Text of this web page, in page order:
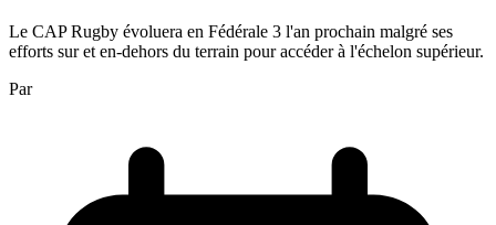
Le CAP Rugby évoluera en Fédérale 3 l'an prochain malgré ses
efforts sur et en-dehors du terrain pour accéder à l'échelon supérieur.
Par